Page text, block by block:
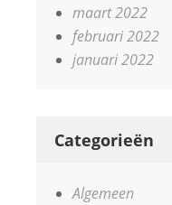
maart 2022
februari 2022
januari 2022
Categorieën
Algemeen